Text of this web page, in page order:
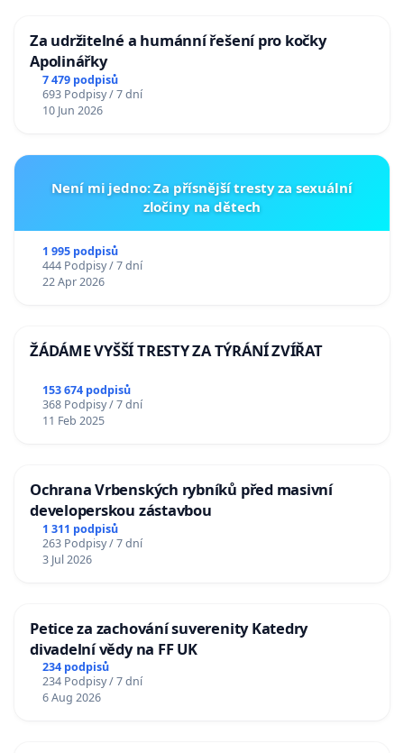
Za udržitelné a humánní řešení pro kočky
Apolinářky
7 479 podpisů
693 Podpisy / 7 dní
10 Jun 2026
Není mi jedno: Za přísnější tresty za sexuální
zločiny na dětech
1 995 podpisů
444 Podpisy / 7 dní
22 Apr 2026
ŽÁDÁME VYŠŠÍ TRESTY ZA TÝRÁNÍ ZVÍŘAT
153 674 podpisů
368 Podpisy / 7 dní
11 Feb 2025
Ochrana Vrbenských rybníků před masivní
developerskou zástavbou
1 311 podpisů
263 Podpisy / 7 dní
3 Jul 2026
Petice za zachování suverenity Katedry
divadelní vědy na FF UK
234 podpisů
234 Podpisy / 7 dní
6 Aug 2026